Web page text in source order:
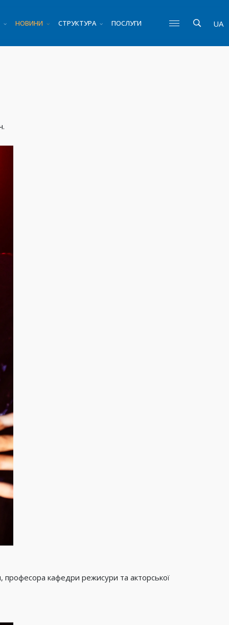
НОВИНИ СТРУКТУРА ПОСЛУГИ UA
професора кафедри режисури та акторської